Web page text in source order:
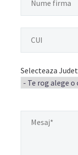
Selecteaza Judet